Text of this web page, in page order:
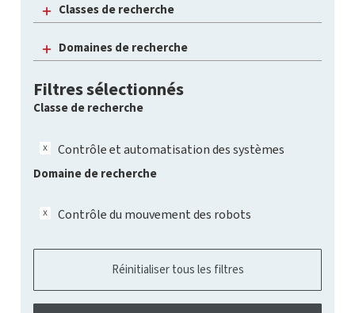
Classes de recherche
Domaines de recherche
Filtres sélectionnés
Classe de recherche
Contrôle et automatisation des systèmes
Domaine de recherche
Contrôle du mouvement des robots